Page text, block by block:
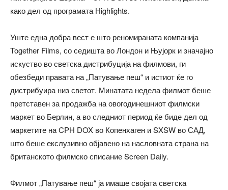
како дел од програмата Highlights.
Уште една добра вест е што реномираната компанија
Together Films, со седишта во Лондон и Њујорк и значајно
искуство во светска дистрибуција на филмови, ги
обезбеди правата на „Патување пеш“ и истиот ќе го
дистрибуира низ светот. Минатата недела филмот беше
претставен за продажба на овогодинешниот филмски
маркет во Берлин, а во следниот период ќе биде дел од
маркетите на CPH DOX во Копенхаген и SXSW во САД,
што беше екслузивно објавено на насловната страна на
британското филмско списание Screen Daily.
Филмот „Патување пеш“ ја имаше својата светска